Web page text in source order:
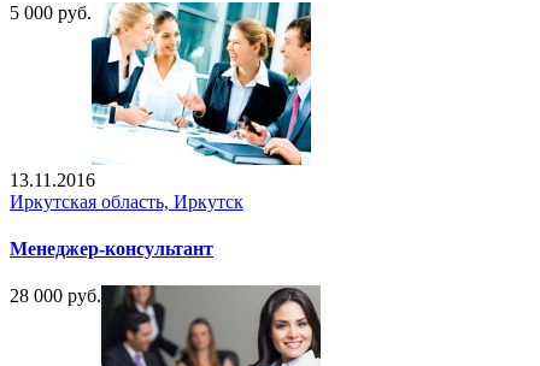
5 000 руб.
13.11.2016
Иркутская область, Иркутск
Менеджер-консультант
28 000 руб.